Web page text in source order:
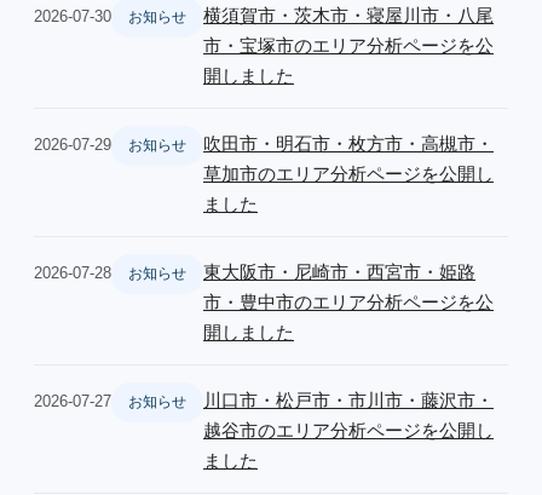
2026-07-30 お知らせ
横須賀市・茨木市・寝屋川市・八尾
市・宝塚市のエリア分析ページを公
開しました
2026-07-29 お知らせ
吹田市・明石市・枚方市・高槻市・
草加市のエリア分析ページを公開し
ました
2026-07-28 お知らせ
東大阪市・尼崎市・西宮市・姫路
市・豊中市のエリア分析ページを公
開しました
2026-07-27 お知らせ
川口市・松戸市・市川市・藤沢市・
越谷市のエリア分析ページを公開し
ました